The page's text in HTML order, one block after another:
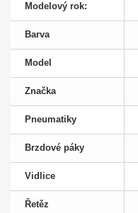
Modelový rok:
Barva
Model
Značka
Pneumatiky
Brzdové páky
Vidlice
Řetěz